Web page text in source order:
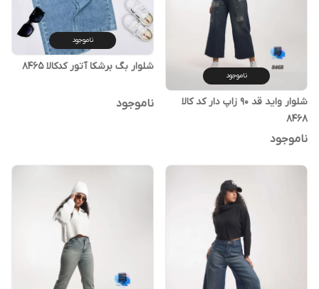
ناموجود
شلوار واید قد ۹۰ زاپ دار کد کالا
۸۴۶۸
ناموجود
ناموجود
شلوار بگ برشکا آتور کدکالا ۸۴۶۵
ناموجود